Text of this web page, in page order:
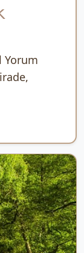
Yorum